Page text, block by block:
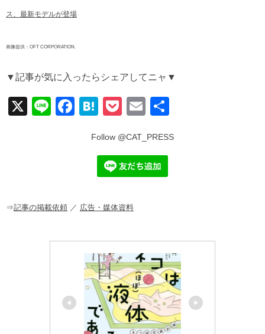
ス、最新モデルが登場
画像提供：OFT CORPORATION.
▼記事が気に入ったらシェアしてニャ▼
X
Li
F
o
k
H
e
n
a
P
ck
et
E
ail
Follow @CAT_PRESS
⇒記事の掲載依頼 ／ 広告・媒体資料